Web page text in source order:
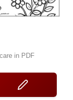
in PDF